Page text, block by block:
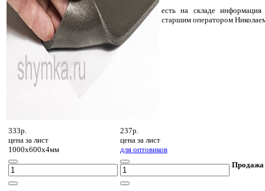
есть на складе информация
старшим оператором
333р.
цена за лист
1000х600х4мм
237р.
цена за лист
для оптовиков
Продажа